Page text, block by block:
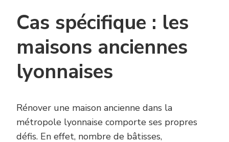
Cas spécifique : les
maisons anciennes
lyonnaises
Rénover une maison ancienne dans la
métropole lyonnaise comporte ses propres
défis. En effet, nombre de bâtisses,